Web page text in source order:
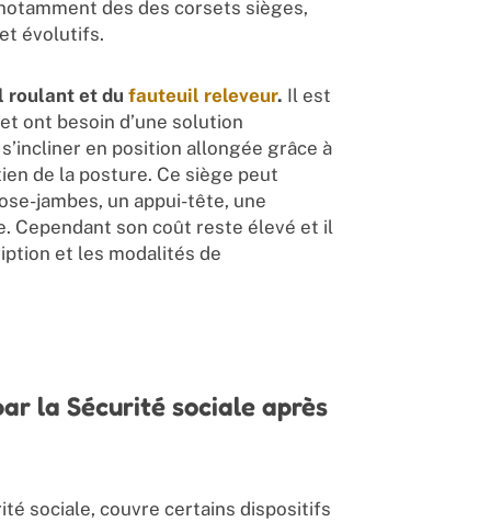
des des corsets sièges,
évolutifs.
roulant et du fauteuil releveur. Il est
ont besoin d’une solution
en position allongée grâce à
de la posture. Ce siège peut
jambes, un appui-tête, une
Cependant son coût reste élevé et il
et les modalités de
la Sécurité sociale après
sociale, couvre certains dispositifs